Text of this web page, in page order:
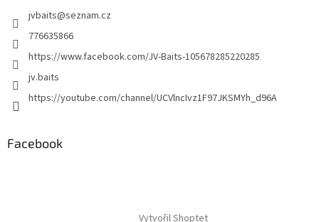
jvbaits@seznam.cz
776635866
https://www.facebook.com/JV-Baits-105678285220285
jv.baits
https://youtube.com/channel/UCVlncIvz1F97JKSMYh_d96A
Facebook
Vytvořil Shoptet